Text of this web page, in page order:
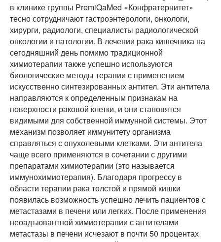
в клинике группы PremiQaMed «Конфратернитет»
тесно сотрудничают гастроэнтерологи, онкологи,
хирурги, радиологи, специалисты радиологической
онкологии и патологии. В лечении рака кишечника на
сегодняшний день помимо традиционной
химиотерапии также успешно используются
биологические методы терапии с применением
искусственно синтезированных антител. Эти антитела
направляются к определенным признакам на
поверхности раковой клетки, и они становятся
видимыми для собственной иммунной системы. Этот
механизм позволяет иммунитету организма
справляться с опухолевыми клетками. Эти антитела
чаще всего применяются в сочетании с другими
препаратами химиотерапии (это называется
иммунохимиотерапия). Благодаря прогрессу в
области терапии рака толстой и прямой кишки
появилась возможность успешно лечить пациентов с
метастазами в печени или легких. После применения
неоадъювантной химиотерапии с антителами
метастазы в печени исчезают в почти 50 процентах